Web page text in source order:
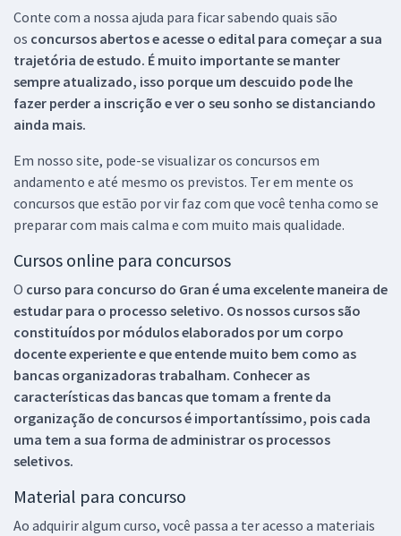
Conte com a nossa ajuda para ficar sabendo quais são
os concursos abertos e acesse o edital para começar a sua
trajetória de estudo. É muito importante se manter
sempre atualizado, isso porque um descuido pode lhe
fazer perder a inscrição e ver o seu sonho se distanciando
ainda mais.
Em nosso site, pode-se visualizar os concursos em
andamento e até mesmo os previstos. Ter em mente os
concursos que estão por vir faz com que você tenha como se
preparar com mais calma e com muito mais qualidade.
Cursos online para concursos
O curso para concurso do Gran é uma excelente maneira de
estudar para o processo seletivo. Os nossos cursos são
constituídos por módulos elaborados por um corpo
docente experiente e que entende muito bem como as
bancas organizadoras trabalham. Conhecer as
características das bancas que tomam a frente da
organização de concursos é importantíssimo, pois cada
uma tem a sua forma de administrar os processos
seletivos.
Material para concurso
Ao adquirir algum curso, você passa a ter acesso a materiais